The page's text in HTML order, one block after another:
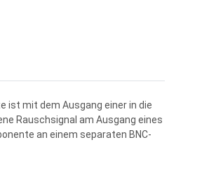
ist mit dem Ausgang einer in die
Rauschsignal am Ausgang eines
an einem separaten BNC-